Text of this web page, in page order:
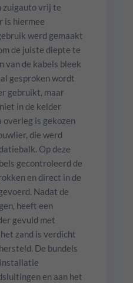
zuigauto vrij te
is hiermee
werd gemaakt
de juiste diepte te
van de kabels bleek
gesproken wordt
gebruikt, maar
in de kelder
is gekozen
die werd
Op deze
gecontroleerd de
en direct in de
Nadat de
heeft een
gevuld met
zand is verdicht
De bundels
en aan het